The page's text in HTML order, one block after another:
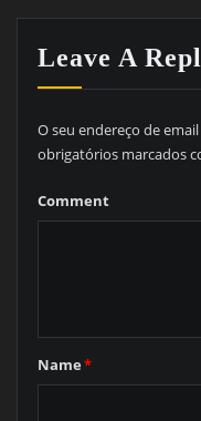
Leave A
O seu endereço de
obrigatórios marcados
Comment
Name*